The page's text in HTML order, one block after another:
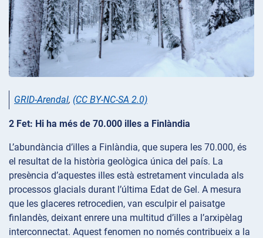
GRID-Arendal, (CC BY-NC-SA 2.0)
2 Fet: Hi ha més de 70.000 illes a Finlàndia
L’abundància d’illes a Finlàndia, que supera les 70.000, és
el resultat de la història geològica única del país. La
presència d’aquestes illes està estretament vinculada als
processos glacials durant l’última Edat de Gel. A mesura
que les glaceres retrocedien, van esculpir el paisatge
finlandès, deixant enrere una multitud d’illes a l’arxipèlag
interconnectat. Aquest fenomen no només contribueix a la